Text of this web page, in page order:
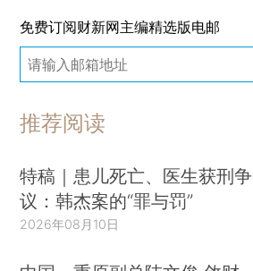
免费订阅财新网主编精选版电邮
推荐阅读
特稿｜患儿死亡、医生获刑争
议：韩杰案的“罪与罚”
2026年08月10日